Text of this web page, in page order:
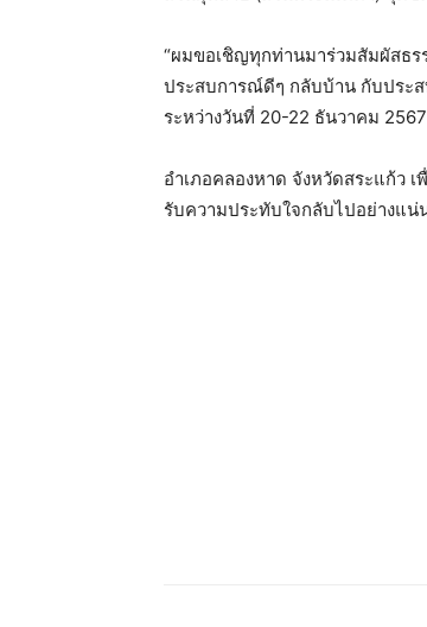
“ผมขอเชิญทุกท่านมาร่วมสัมผัสธร
ประสบการณ์ดีๆ กลับบ้าน กับประ
ระหว่างวันที่ 20-22 ธันวาคม
อำเภอคลองหาด จังหวัดสระแก้ว
รับความประทับใจกลับไปอย่างแน่